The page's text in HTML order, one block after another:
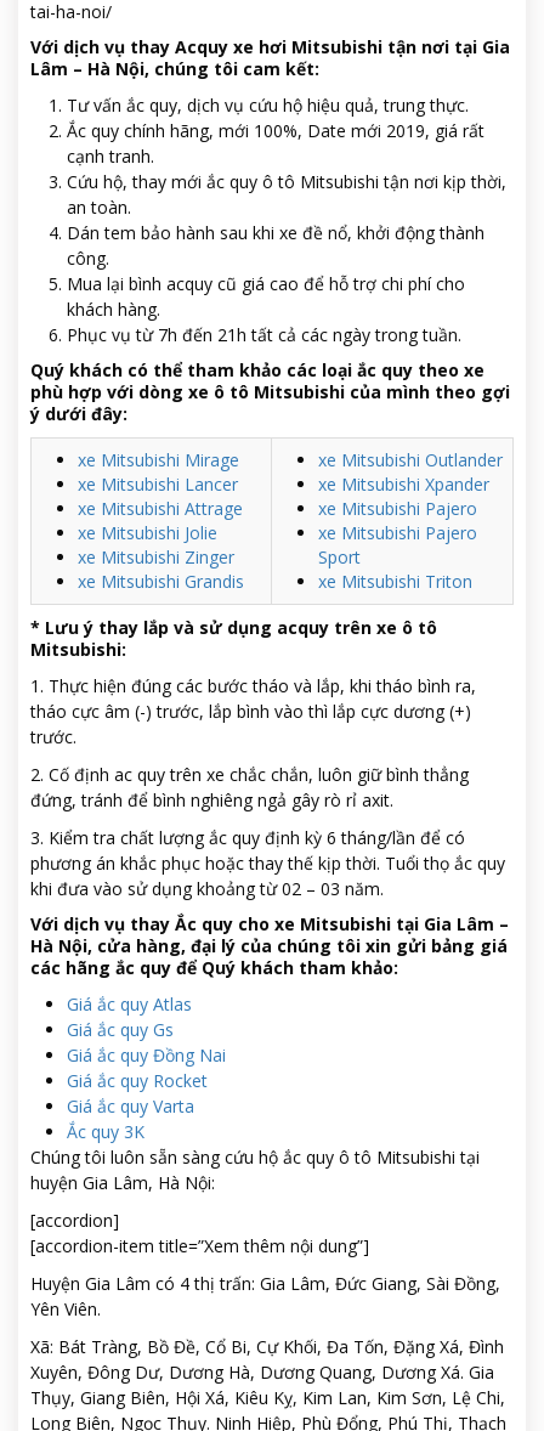
tai-ha-noi/
Với dịch vụ thay Acquy xe hơi Mitsubishi tận nơi tại Gia
Lâm – Hà Nội, chúng tôi cam kết:
Tư vấn ắc quy, dịch vụ cứu hộ hiệu quả, trung thực.
Ắc quy chính hãng, mới 100%, Date mới 2019, giá rất
cạnh tranh.
Cứu hộ, thay mới ắc quy ô tô Mitsubishi tận nơi kịp thời,
an toàn.
Dán tem bảo hành sau khi xe đề nổ, khởi động thành
công.
Mua lại bình acquy cũ giá cao để hỗ trợ chi phí cho
khách hàng.
Phục vụ từ 7h đến 21h tất cả các ngày trong tuần.
Quý khách có thể tham khảo các loại ắc quy theo xe
phù hợp với dòng xe ô tô Mitsubishi của mình theo gợi
ý dưới đây:
xe Mitsubishi Mirage
xe Mitsubishi Lancer
xe Mitsubishi Attrage
xe Mitsubishi Jolie
xe Mitsubishi Zinger
xe Mitsubishi Grandis
xe Mitsubishi Outlander
xe Mitsubishi Xpander
xe Mitsubishi Pajero
xe Mitsubishi Pajero
Sport
xe Mitsubishi Triton
* Lưu ý thay lắp và sử dụng acquy trên xe ô tô
Mitsubishi:
1. Thực hiện đúng các bước tháo và lắp, khi tháo bình ra,
tháo cực âm (-) trước, lắp bình vào thì lắp cực dương (+)
trước.
2. Cố định ac quy trên xe chắc chắn, luôn giữ bình thẳng
đứng, tránh để bình nghiêng ngả gây rò rỉ axit.
3. Kiểm tra chất lượng ắc quy định kỳ 6 tháng/lần để có
phương án khắc phục hoặc thay thế kịp thời. Tuổi thọ ắc quy
khi đưa vào sử dụng khoảng từ 02 – 03 năm.
Với dịch vụ thay Ắc quy cho xe Mitsubishi tại Gia Lâm –
Hà Nội, cửa hàng, đại lý của chúng tôi xin gửi bảng giá
các hãng ắc quy để Quý khách tham khảo:
Giá ắc quy Atlas
Giá ắc quy Gs
Giá ắc quy Đồng Nai
Giá ắc quy Rocket
Giá ắc quy Varta
Ắc quy 3K
Chúng tôi luôn sẵn sàng cứu hộ ắc quy ô tô Mitsubishi tại
huyện Gia Lâm, Hà Nội:
[accordion]
[accordion-item title=”Xem thêm nội dung”]
Huyện Gia Lâm có 4 thị trấn: Gia Lâm, Đức Giang, Sài Đồng,
Yên Viên.
Xã: Bát Tràng, Bồ Đề, Cổ Bi, Cự Khối, Đa Tốn, Đặng Xá, Đình
Xuyên, Đông Dư, Dương Hà, Dương Quang, Dương Xá. Gia
Thụy, Giang Biên, Hội Xá, Kiêu Kỵ, Kim Lan, Kim Sơn, Lệ Chi,
Long Biên, Ngọc Thụy. Ninh Hiệp, Phù Đổng, Phú Thị, Thạch